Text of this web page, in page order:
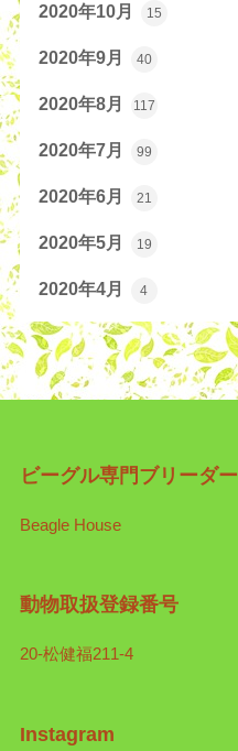
2020年10月 15
2020年9月 40
2020年8月 117
2020年7月 99
2020年6月 21
2020年5月 19
2020年4月 4
ビーグル専門ブリーダー
Beagle House
動物取扱登録番号
20-松健福211-4
Instagram